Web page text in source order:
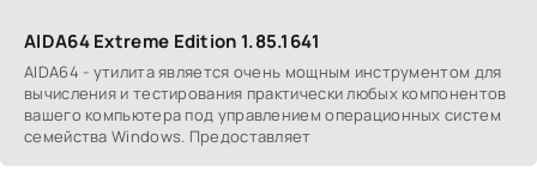
AIDA64 Extreme Edition 1.85.1641
AIDA64 - утилита является очень мощным инструментом для
вычисления и тестирования практически любых компонентов
вашего компьютера под управлением операционных систем
семейства Windows. Предоставляет